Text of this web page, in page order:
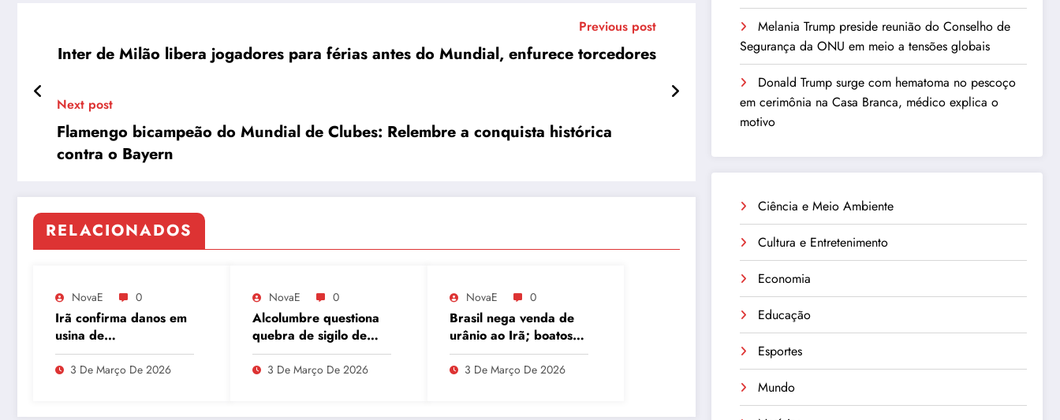
Previous post
Inter de Milão libera jogadores para férias antes do Mundial, enfurece torcedores
Next post
Flamengo bicampeão do Mundial de Clubes: Relembre a conquista histórica
contra o Bayern
RELACIONADOS
NovaE 0
Irã confirma danos em
usina de
enriquecimento de
urânio após ataques e
3 De Março De 2026
NovaE 0
Alcolumbre questiona
quebra de sigilo de
Lulinha em meio a
divergências na CPMI
3 De Março De 2026
NovaE 0
Brasil nega venda de
urânio ao Irã; boatos
associam Ucrânia e
Oriente Médio
3 De Março De 2026
Melania Trump preside reunião do Conselho de
Segurança da ONU em meio a tensões globais
Donald Trump surge com hematoma no pescoço
em cerimônia na Casa Branca, médico explica o
motivo
Ciência e Meio Ambiente
Cultura e Entretenimento
Economia
Educação
Esportes
Mundo